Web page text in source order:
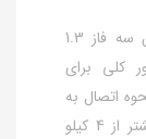
● نحوه اتصال و سربندی الکتروموتورموتوژن سه فاز 1.3
طور کلی برای
3 کیلووات، نحوه اتصال به
صورت مثلثی و برای موتورهایی با توان بیشتر از 4 کیلو